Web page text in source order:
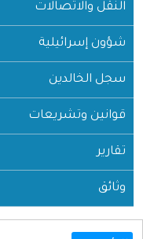
النقل والاتصالات
شؤون إسرائيلية
سجل الخالدين
قوانين وتشريعات
تقارير
وثائق